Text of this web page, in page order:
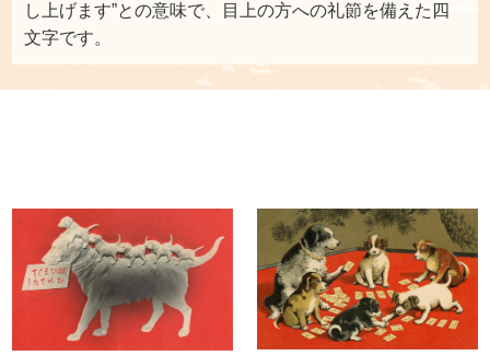
し上げます”との意味で、目上の方への礼節を備えた四
文字です。